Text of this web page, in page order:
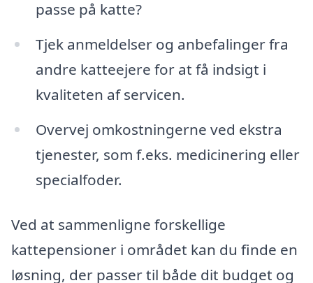
passe på katte?
Tjek anmeldelser og anbefalinger fra
andre katteejere for at få indsigt i
kvaliteten af servicen.
Overvej omkostningerne ved ekstra
tjenester, som f.eks. medicinering eller
specialfoder.
Ved at sammenligne forskellige
kattepensioner i området kan du finde en
løsning, der passer til både dit budget og